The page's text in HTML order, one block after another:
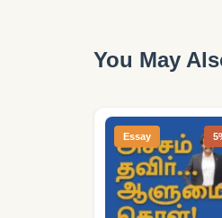
You May
Essay